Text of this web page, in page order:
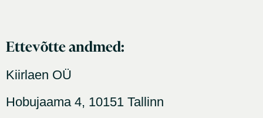
Ettevõtte andmed:
Kiirlaen OÜ
Hobujaama 4, 10151 Tallinn